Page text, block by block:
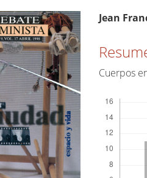
del
artículo
Jean
Cuerpos